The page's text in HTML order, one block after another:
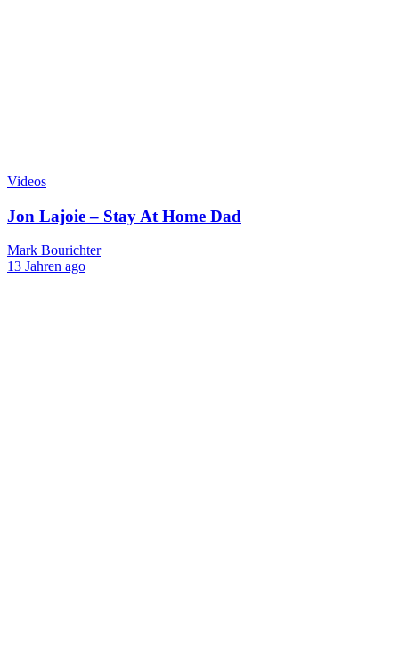
Videos
Jon Lajoie – Stay At Home Dad
Mark Bourichter
13 Jahren ago